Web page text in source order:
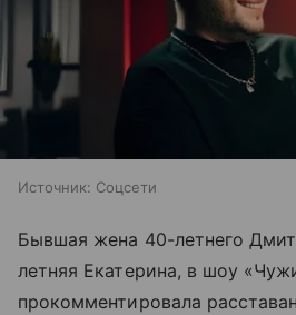
Источник: Соцсети
Бывшая жена 40-летнего
летняя Екатерина, в шоу
прокомментировала